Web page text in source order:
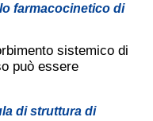
farmacocinetico di
sistemico di
può essere
di struttura di